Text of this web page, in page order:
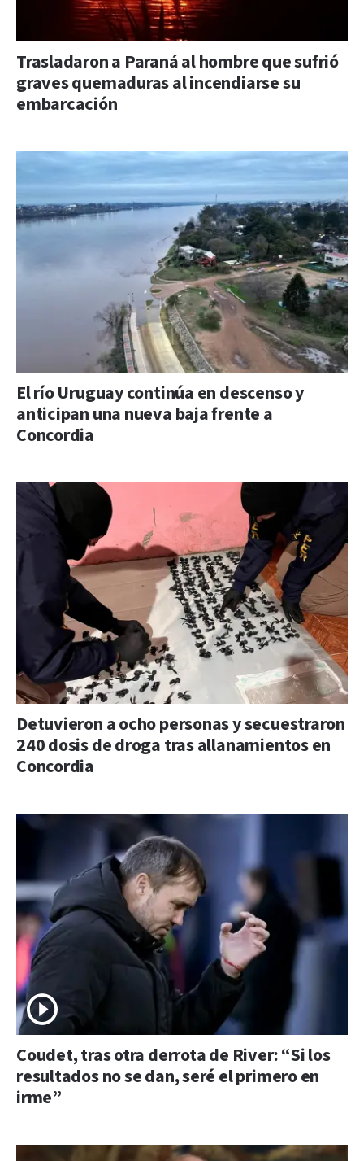
Trasladaron a Paraná al hombre que sufrió
graves quemaduras al incendiarse su
embarcación
El río Uruguay continúa en descenso y
anticipan una nueva baja frente a
Concordia
Detuvieron a ocho personas y secuestraron
240 dosis de droga tras allanamientos en
Concordia
Coudet, tras otra derrota de River: “Si los
resultados no se dan, seré el primero en
irme”